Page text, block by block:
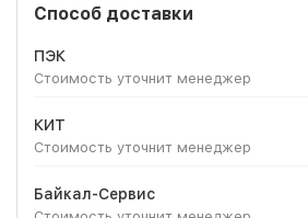
Способ доставки
ПЭК
Стоимость уточнит менеджер
КИТ
Стоимость уточнит менеджер
Байкал-Сервис